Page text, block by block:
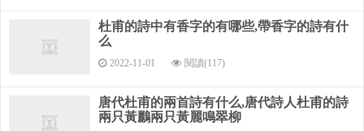
賜浴皆長纓，與宴非短褐。
鞭撻其夫家，聚斂貢城闕。
杜甫的詩中有香字的有哪些,帶香字的詩有什
么
2022-11-01 閱讀(117)
唐代杜甫的兩首詩有什么,唐代詩人杜甫的詩
兩只黃鸝兩只黃麗鳴翠柳